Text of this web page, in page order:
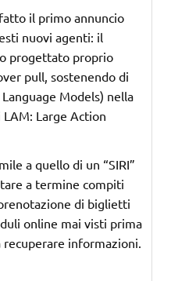
il primo annuncio
nuovi agenti: il
progettato proprio
pull, sostenendo di
Models) nella
Large Action
a quello di un “SIRI”
a termine compiti
di biglietti
online mai visti prima
recuperare informazioni.